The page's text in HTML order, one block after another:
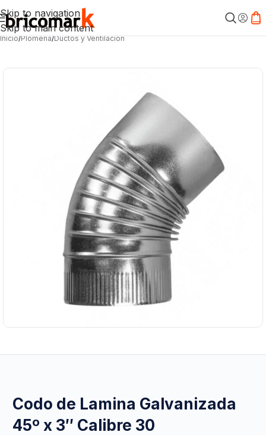
Skip to navigation
Skip to main content
Inicio/Plomería/Ductos y Ventilación
Codo de Lamina Galvanizada
45º x 3″ Calibre 30